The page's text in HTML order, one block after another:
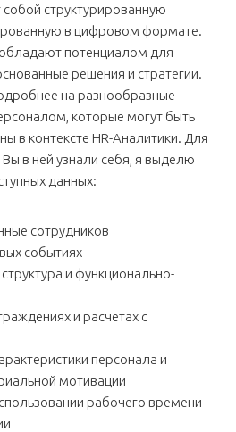
структурированную
в цифровом формате.
потенциалом для
решения и стратегии.
на разнообразные
которые могут быть
в контексте HR-Аналитики. Для
в ней узнали себя, я выделю
данных:
сотрудников
событиях
и функционально-
и расчетах с
персонала и
мотивации
рабочего времени